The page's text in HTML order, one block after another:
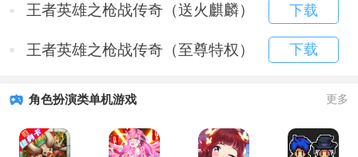
王者英雄之枪战传奇（送火麒麟） 下载
王者英雄之枪战传奇（至尊特权） 下载
角色扮演类单机游戏 更多